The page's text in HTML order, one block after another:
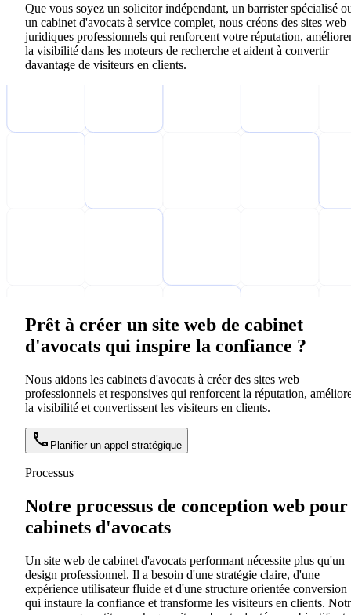
Que vous soyez un solicitor indépendant, un barrister spécialisé
un cabinet d'avocats à service complet, nous créons des sites web
juridiques professionnels qui renforcent votre réputation,
la visibilité dans les moteurs de recherche et aident à convertir
davantage de visiteurs en clients.
Prêt à créer un site web de cabinet
d'avocats qui inspire la confiance ?
Nous aidons les cabinets d'avocats à créer des sites web
professionnels et responsives qui renforcent la réputation,
la visibilité et convertissent les visiteurs en clients.
Planifier un appel stratégique
Processus
Notre processus de conception web pour
cabinets d'avocats
Un site web de cabinet d'avocats performant nécessite plus qu'un
design professionnel. Il a besoin d'une stratégie claire, d'une
expérience utilisateur fluide et d'une structure orientée conversion
qui instaure la confiance et transforme les visiteurs en clients.